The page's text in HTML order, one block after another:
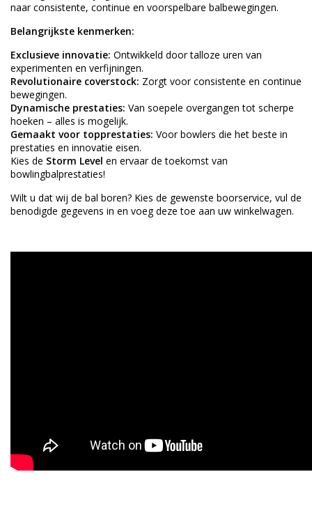
naar consistente, continue en voorspelbare balbewegingen.
Belangrijkste kenmerken:
Exclusieve innovatie: Ontwikkeld door talloze uren van
experimenten en verfijningen.
Revolutionaire coverstock: Zorgt voor consistente en continue
bewegingen.
Dynamische prestaties: Van soepele overgangen tot scherpe
hoeken – alles is mogelijk.
Gemaakt voor topprestaties: Voor bowlers die het beste in
prestaties en innovatie eisen.
Kies de Storm Level en ervaar de toekomst van
bowlingbalprestaties!
Wilt u dat wij de bal boren? Kies de gewenste boorservice, vul de
benodigde gegevens in en voeg deze toe aan uw winkelwagen.